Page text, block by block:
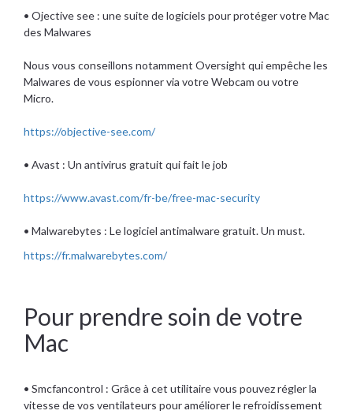
• Ojective see : une suite de logiciels pour protéger votre Mac
des Malwares
Nous vous conseillons notamment Oversight qui empêche les
Malwares de vous espionner via votre Webcam ou votre
Micro.
https://objective-see.com/
• Avast : Un antivirus gratuit qui fait le job
https://www.avast.com/fr-be/free-mac-security
• Malwarebytes : Le logiciel antimalware gratuit. Un must.
https://fr.malwarebytes.com/
Pour prendre soin de votre
Mac
• Smcfancontrol : Grâce à cet utilitaire vous pouvez régler la
vitesse de vos ventilateurs pour améliorer le refroidissement